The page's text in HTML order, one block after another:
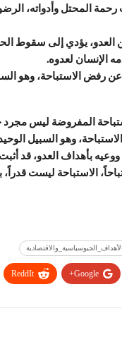
رحمة المحتل وأدواته،
يؤدي إلى سقوط
الإنسان لعدوه.
رفض الاستباحة، وهو
المفروضة ليس
وهو السبيل
ووعيه بأهداف العدو، قد
الاستباحة ليست قدراً،
Google+
ReddIt